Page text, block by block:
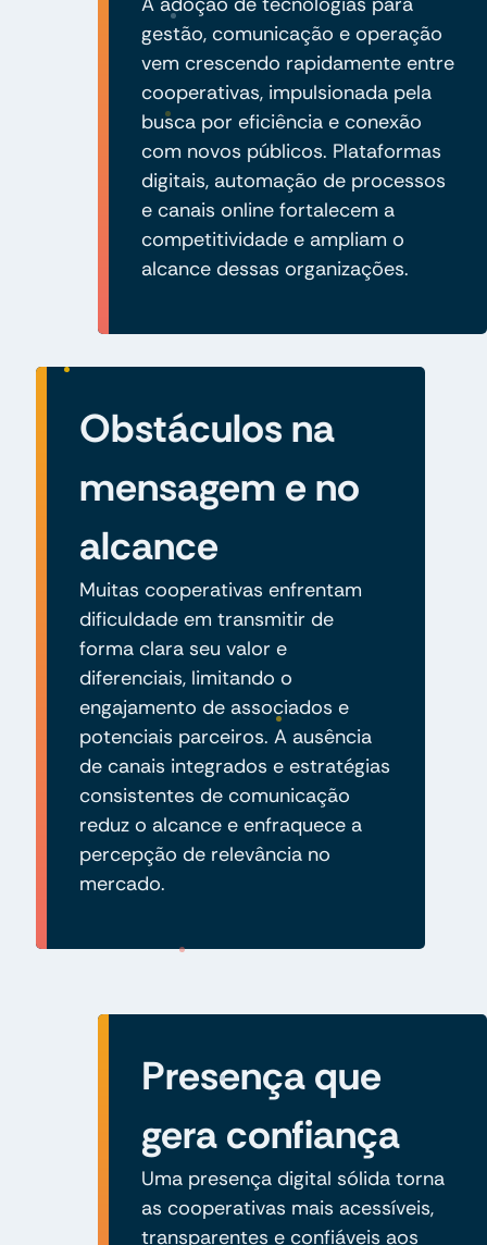
gestão, comunicação e operação
vem crescendo rapidamente entre
cooperativas, impulsionada pela
busca por eficiência e conexão
com novos públicos. Plataformas
digitais, automação de processos
e canais online fortalecem a
competitividade e ampliam o
alcance dessas organizações.
Obstáculos na
mensagem e no
alcance
Muitas cooperativas enfrentam
dificuldade em transmitir de
forma clara seu valor e
diferenciais, limitando o
engajamento de associados e
potenciais parceiros. A ausência
de canais integrados e estratégias
consistentes de comunicação
reduz o alcance e enfraquece a
percepção de relevância no
mercado.
Presença que
gera confiança
Uma presença digital sólida torna
as cooperativas mais acessíveis,
transparentes e confiáveis aos